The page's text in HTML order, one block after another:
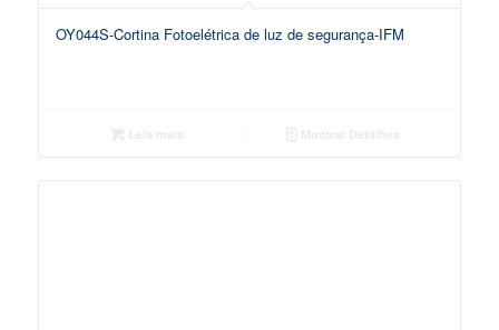
OY044S-Cortina Fotoelétrica de luz de segurança-IFM